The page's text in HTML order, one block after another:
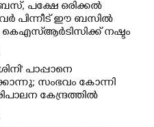
പക്ഷേ ഒരിക്കൽ
പിന്നീട് ഈ ബസിൽ
കെഎസ്ആർടിസിക്ക് നഷ്ടം
രൂപയോളം'
പാപ്പാനെ
സംഭവം കോന്നി
കേന്ദ്രത്തിൽ